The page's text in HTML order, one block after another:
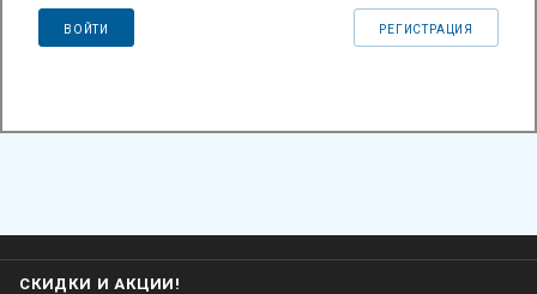
ВОЙТИ РЕГИСТРАЦИЯ
СКИДКИ И АКЦИИ!